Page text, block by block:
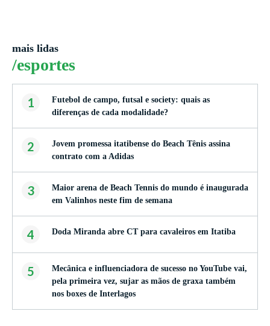
mais lidas
/esportes
1
Futebol de campo, futsal e society: quais as
diferenças de cada modalidade?
2
Jovem promessa itatibense do Beach Tênis assina
contrato com a Adidas
3
Maior arena de Beach Tennis do mundo é inaugurada
em Valinhos neste fim de semana
4 Doda Miranda abre CT para cavaleiros em Itatiba
5
Mecânica e influenciadora de sucesso no YouTube vai,
pela primeira vez, sujar as mãos de graxa também
nos boxes de Interlagos